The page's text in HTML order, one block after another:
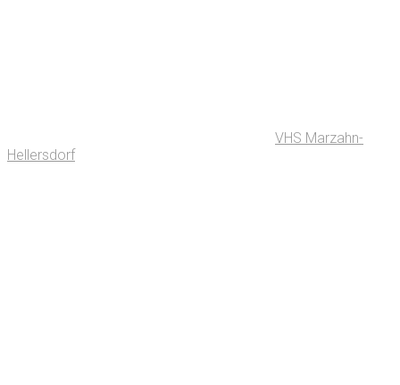
VHS Marzahn-
Hellersdorf